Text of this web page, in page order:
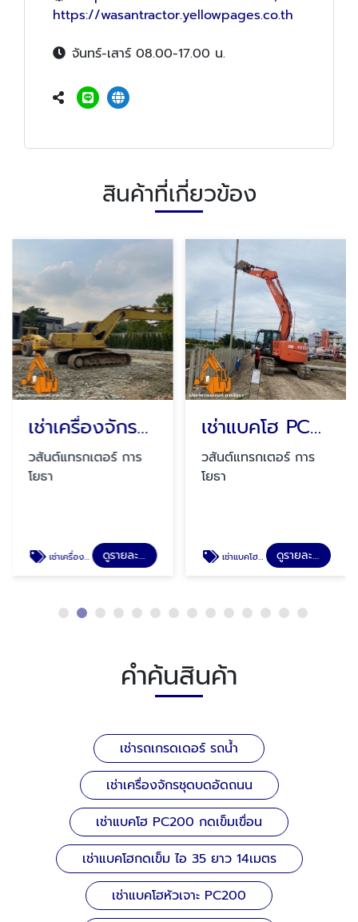
https://wasantractor.yellowpages.co.th
จันทร์-เสาร์ 08.00-17.00 น.
สินค้าที่เกี่ยวข้อง
เช่าเครื่องจักรชุดบดอัดถนน
วสันต์แทรกเตอร์ การ
โยธา
เช่าเครื่องจักรชุดบดอัดถนน ดูรายละเอียด
เช่าแบคโฮ PC200 กดเข็มเขื่อน
วสันต์แทรกเตอร์ การ
โยธา
เช่าแบคโฮ PC200 กดเข็มเขื่อน ดูรายละเอียด
คำค้นสินค้า
เช่ารถเกรดเดอร์ รถน้ำ
เช่าเครื่องจักรชุดบดอัดถนน
เช่าแบคโฮ PC200 กดเข็มเขื่อน
เช่าแบคโฮกดเข็ม ไอ 35 ยาว 14เมตร
เช่าแบคโฮหัวเจาะ PC200